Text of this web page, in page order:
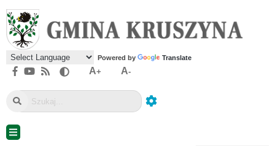
Powered by Translate
A+ A-